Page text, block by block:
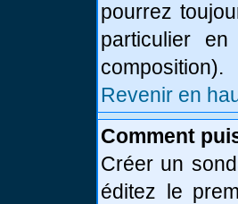
pourrez
particulier
composition).
Revenir en
Comment
Créer un
éditez le